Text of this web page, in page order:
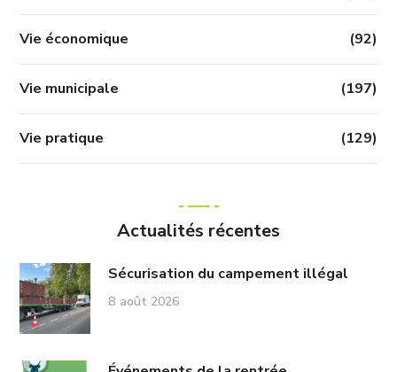
Vie économique (92)
Vie municipale (197)
Vie pratique (129)
Actualités récentes
Sécurisation du campement illégal
8 août 2026